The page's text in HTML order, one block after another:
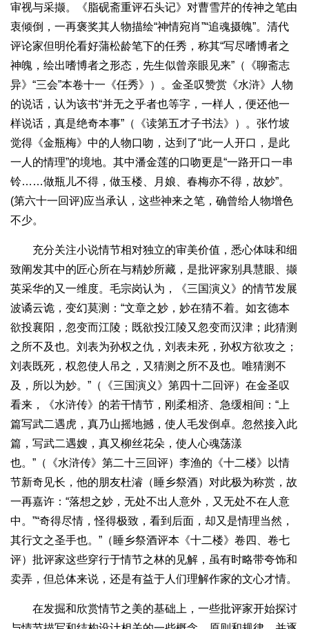
审视与采撷。《脂砚斋重评石头记》对曹雪芹的传神之笔由
衷倾倒，一再褒奖其人物描绘“神情宛肖”“追魂摄魄”。清代
评论家但明伦看好蒲松龄笔下的任秀，称其“写尽嗜博者之
神魄，绘出嗜博者之形态，先生似曾亲眼见来”（《聊斋志
异》“三会”本卷十一《任秀》）。金圣叹赞赏《水浒》人物
的说话，认为该书“并无之乎者也等字，一样人，便还他一
样说话，真是绝奇本事”（《读第五才子书法》）。张竹坡
觉得《金瓶梅》中的人物口吻，达到了“此一人开口，是此
一人的情理”的境地。其中潘金莲的口吻更是“一路开口一串
铃……做瓶儿不得，做玉楼、月娘、春梅亦不得，故妙”。
(第六十一回评)应当承认，这些神来之笔，确曾给人物增色
不少。
充分关注小说情节相对独立的审美价值，悉心体味和细
致阐发其中的匠心所在与精妙所藏，是批评家别具慧眼、撷
英采华的又一维度。毛宗岗认为，《三国演义》的情节发展
波谲云诡，变幻莫测：“文章之妙，妙在猜不着。如玄德本
欲投襄阳，忽变而江陵；既欲投江陵又忽变而汉津；此猜测
之所不及也。刘表为孙权之仇，刘表未死，孙权方欲攻之；
刘表既死，权忽使人吊之，又猜测之所不及也。唯猜测不
及，所以为妙。”（《三国演义》第四十二回评）在金圣叹
看来，《水浒传》的若干情节，刚柔相济、急缓相间：“上
篇写武二遇虎，真乃山摇地撼，使人毛发倒卓。忽然接入此
篇，写武二遇嫂，真又柳丝花朵，使人心魂荡漾
也。”（《水浒传》第二十三回评）李渔的《十二楼》以情
节新奇见长，他的朋友杜濬（睡乡祭酒）对此极为称赏，故
一再嘉许：“落想之妙，无处不出人意外，又无处不在人意
中。”“奇得尽情，怪得极致，看到后面，却又是情理当然，
其行文之圣手也。”（睡乡祭酒评本《十二楼》卷四、卷七
评）批评家这些穿行于情节之林的见解，虽有时略带夸饰和
卖弄，但总体来说，还是有益于人们理解作家的文心才情。
在发掘和欣赏情节之美的基础上，一些批评家开始探讨